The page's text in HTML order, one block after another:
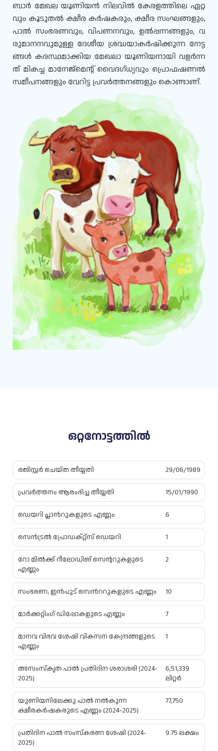
ബാർ മേഖല യൂണിയൻ നിലവിൽ കേരളത്തിലെ ഏറ്റ
വും കൂടുതൽ ക്ഷീര കർഷകരും, ക്ഷീര സംഘങ്ങളും,
പാൽ സംഭരണവും, വിപണനവും, ഉൽപ്പന്നങ്ങളും, വ
രുമാനനവുമുള്ള ദേശീയ ശ്രദ്ധയാകർഷിക്കുന്ന നേട്ട
ങ്ങൾ കരസ്ഥമാക്കിയ മേഖലാ യൂണിയനായി വളർന്ന
ത് മികച്ച മാനേജ്മെന്റ് വൈദഗ്ധ്യവും പ്രൊഫഷണൽ
സമീപനങ്ങളും വേറിട്ട പ്രവർത്തനങ്ങളും കൊണ്ടാണ്.
ഒറ്റനോട്ടത്തിൽ
രജിസ്റ്റര്‍ ചെയ്ത തീയ്യതി 29/06/1989
പ്രവര്‍ത്തനം ആരംഭിച്ച തീയ്യതി 15/01/1990
ഡെയറി പ്ലാന്‍റുകളുടെ എണ്ണം 6
സെന്‍ട്രല്‍ പ്രോഡക്റ്റ്സ് ഡെയറി 1
റോ മിൽക്ക് റീലോഡിങ് സെന്ററുകളുടെ
എണ്ണം
2
സംഭരണ, ഇന്‍പുട് സെന്‍ററുകളുടെ എണ്ണം 10
മാര്‍ക്കറ്റിംഗ് ഡിപ്പോകളുടെ എണ്ണം 7
മാനവ വിഭവ ശേഷി വികസന കേന്ദ്രങ്ങളുടെ
എണ്ണം
1
അസംസ്കൃത പാല്‍ പ്രതിദിന ശരാശരി (2024-
2025)
6,51,339
ലിറ്റര്‍
യുണിയനിലേക്കു പാല്‍ നല്‍കുന്ന
ക്ഷീരകര്‍ഷകരുടെ എണ്ണം (2024-2025)
77,750
പ്രതിദിന പാല്‍ സംസ്കരണ ശേഷി (2024-
2025)
9.75 ലക്ഷം